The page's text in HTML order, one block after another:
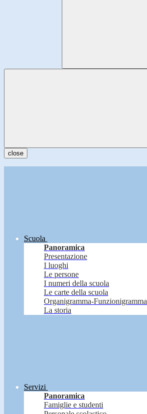
close
Scuola
Panoramica
Presentazione
I luoghi
Le persone
I numeri della scuola
Le carte della scuola
Organigramma-Funzionigramma
La storia
Servizi
Panoramica
Famiglie e studenti